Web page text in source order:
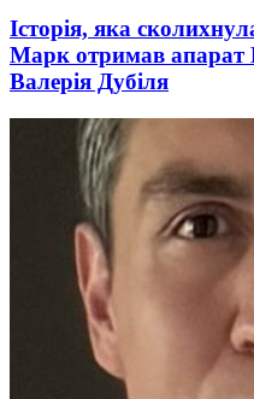
Історія, яка
Марк отримав апарат
Валерія Дубіля